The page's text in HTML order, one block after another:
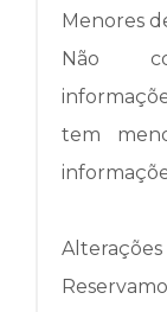
Menores
Não
tem
Alterações